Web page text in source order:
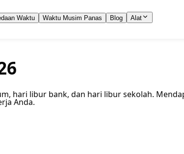
Waktu Waktu Musim Panas Blog
Alat
hari libur bank, dan hari libur sekolah.
Anda.